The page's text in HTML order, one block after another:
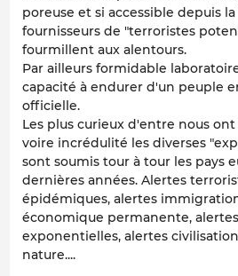
poreuse et si accessible depuis
fournisseurs de "terroristes
fourmillent aux alentours.
Par ailleurs formidable
capacité à endurer d'un peuple
officielle.
Les plus curieux d'entre nous
voire incrédulité les diverses
sont soumis tour à tour les pays
dernières années. Alertes
épidémiques, alertes
économique permanente,
exponentielles, alertes
nature....